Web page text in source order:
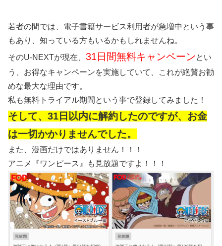
若者の間では、電子書籍サービス利用者が急増中という事
もあり、知っている方もいるかもしれませんね。
そのU-NEXTが現在、 31日間無料キャンペーンとい
う、お得なキャンペーンを実施していて、これが絶賛お勧
めな最大な理由です。
私も無料トライアル期間という事で登録してみました！
そして、31日以内に解約したのですが、お金
は一切かかりませんでした。
また、漫画だけではありません！！！
アニメ『ワンピース』も見放題ですよ！！！